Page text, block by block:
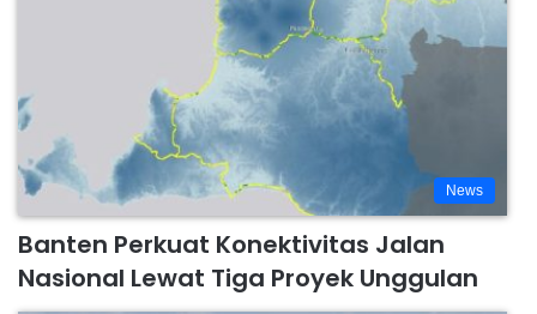
News
Banten Perkuat Konektivitas Jalan
Nasional Lewat Tiga Proyek Unggulan